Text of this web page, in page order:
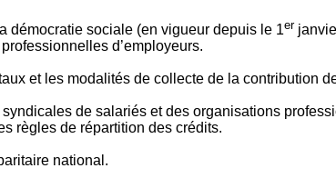
démocratie sociale (en vigueur depuis le 1er
d’employeurs.
et les modalités de collecte de la contribution
de salariés et des organisations
règles de répartition des crédits.
national.